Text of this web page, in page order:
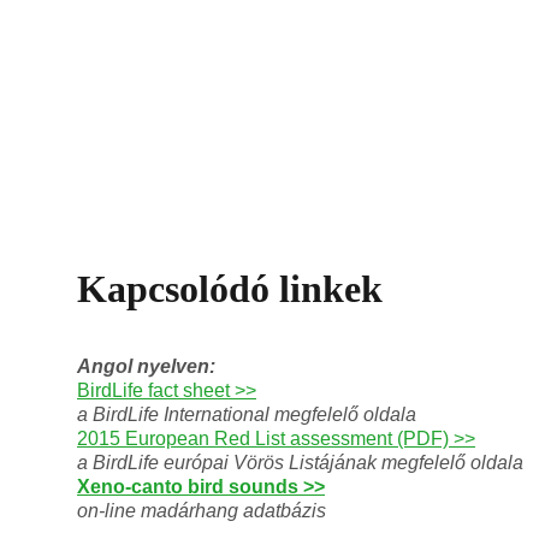
Kapcsolódó linkek
Angol nyelven:
BirdLife fact sheet >>
a BirdLife International megfelelő oldala
2015 European Red List assessment (PDF) >>
a BirdLife európai Vörös Listájának megfelelő oldala
Xeno-canto bird sounds >>
on-line madárhang adatbázis